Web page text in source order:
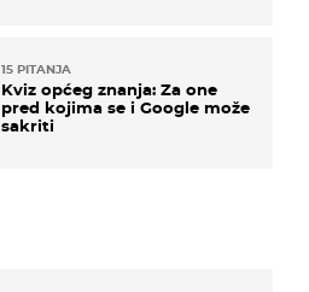
15 PITANJA
Kviz općeg znanja: Za one
pred kojima se i Google može
sakriti